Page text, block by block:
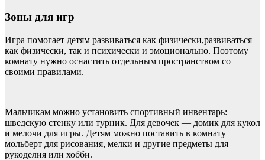
Зоны для игр
Игра помогает детям развиваться как физически,развиваться
как физически, так и психически и эмоционально. Поэтому
комнату нужно оснастить отдельным пространством со
своими правилами.
Мальчикам можно установить спортивный инвентарь:
шведскую стенку или турник. Для девочек — домик для кукол
и мелочи для игры. Детям можно поставить в комнату
мольберт для рисования, мелки и другие предметы для
рукоделия или хобби.